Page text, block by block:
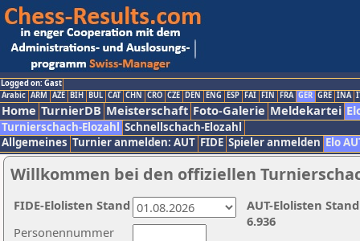
Logged on: Gast
Arabic ARM AZE BIH BUL CAT CHN CRO CZE DEN ENG ESP FAI FIN FRA GER GRE INA
Home TurnierDB Meisterschaft Foto-Galerie Meldekartei
Turnierschach-Elozahl Schnellschach-Elozahl
Allgemeines Turnier anmelden: AUT FIDE Spieler anmelden Elo
Willkommen bei den offiziellen
Personennummer
AUT-Elolisten
6.936
FIDE-Elolisten Stand